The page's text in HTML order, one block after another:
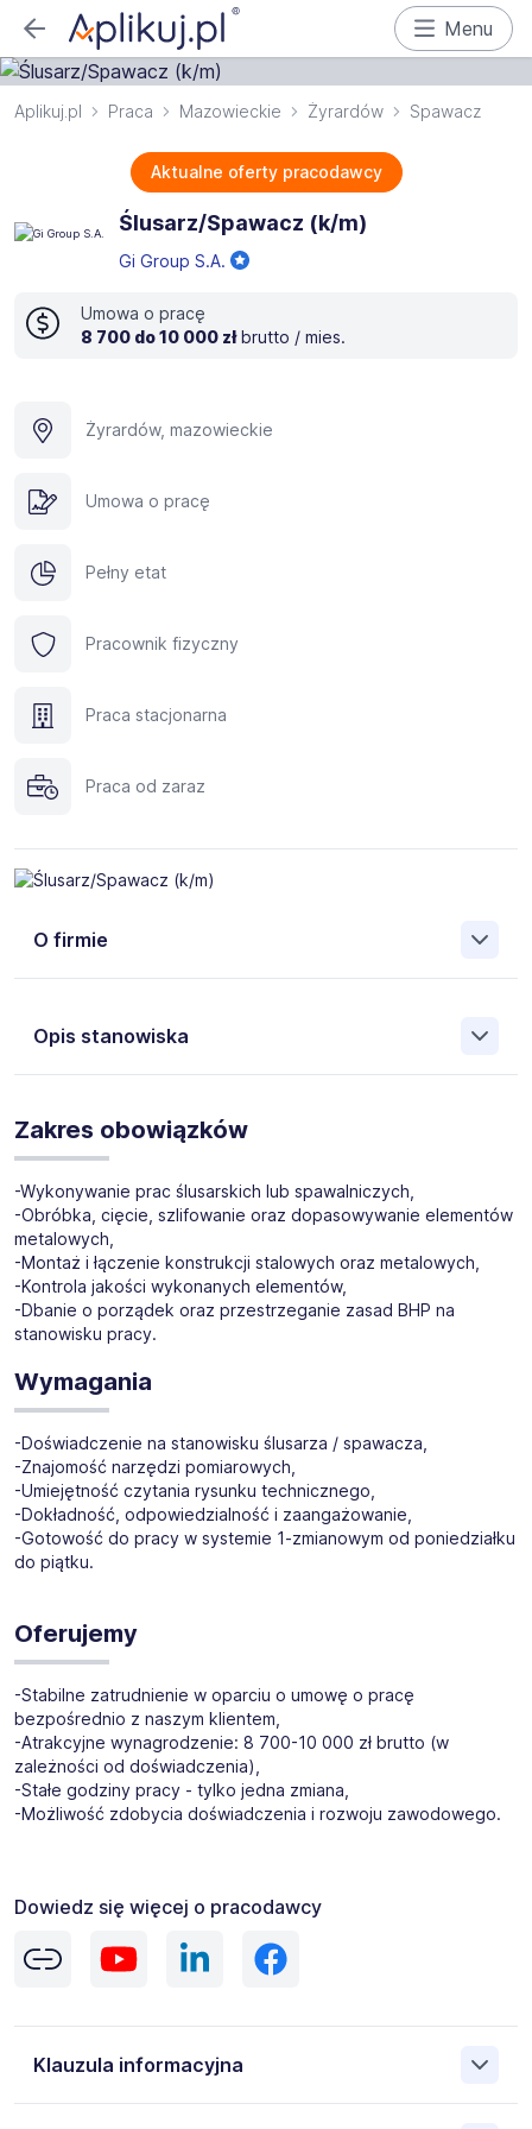
Menu
Aplikuj.pl Praca Mazowieckie Żyrardów Spawacz
Aktualne oferty pracodawcy
Ślusarz/Spawacz (k/m)
Gi Group S.A.
Umowa o pracę
8 700 do 10 000 zł brutto / mies.
Żyrardów, mazowieckie
Umowa o pracę
Pełny etat
Pracownik fizyczny
Praca stacjonarna
Praca od zaraz
O firmie
Opis stanowiska
zainteresowanych stanowiskiem:
(k/m)
Zakres obowiązków
-Wykonywanie prac ślusarskich lub spawalniczych,
-Obróbka, cięcie, szlifowanie oraz dopasowywanie elementów
metalowych,
-Montaż i łączenie konstrukcji stalowych oraz metalowych,
-Kontrola jakości wykonanych elementów,
-Dbanie o porządek oraz przestrzeganie zasad BHP na
stanowisku pracy.
Wymagania
-Doświadczenie na stanowisku ślusarza / spawacza,
-Znajomość narzędzi pomiarowych,
-Umiejętność czytania rysunku technicznego,
-Dokładność, odpowiedzialność i zaangażowanie,
-Gotowość do pracy w systemie 1-zmianowym od poniedziałku
do piątku.
Oferujemy
-Stabilne zatrudnienie w oparciu o umowę o pracę
bezpośrednio z naszym klientem,
-Atrakcyjne wynagrodzenie: 8 700-10 000 zł brutto (w
zależności od doświadczenia),
-Stałe godziny pracy - tylko jedna zmiana,
-Możliwość zdobycia doświadczenia i rozwoju zawodowego.
Dowiedz się więcej o pracodawcy
Klauzula informacyjna